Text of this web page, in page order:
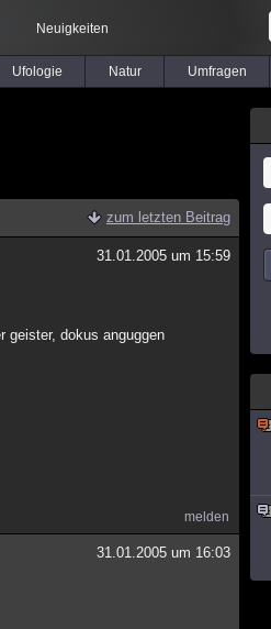
Neuigkeiten
Ufologie Natur Umfragen
zum letzten Beitrag
31.01.2005 um 15:59
geister, dokus anguggen
melden
31.01.2005 um 16:03